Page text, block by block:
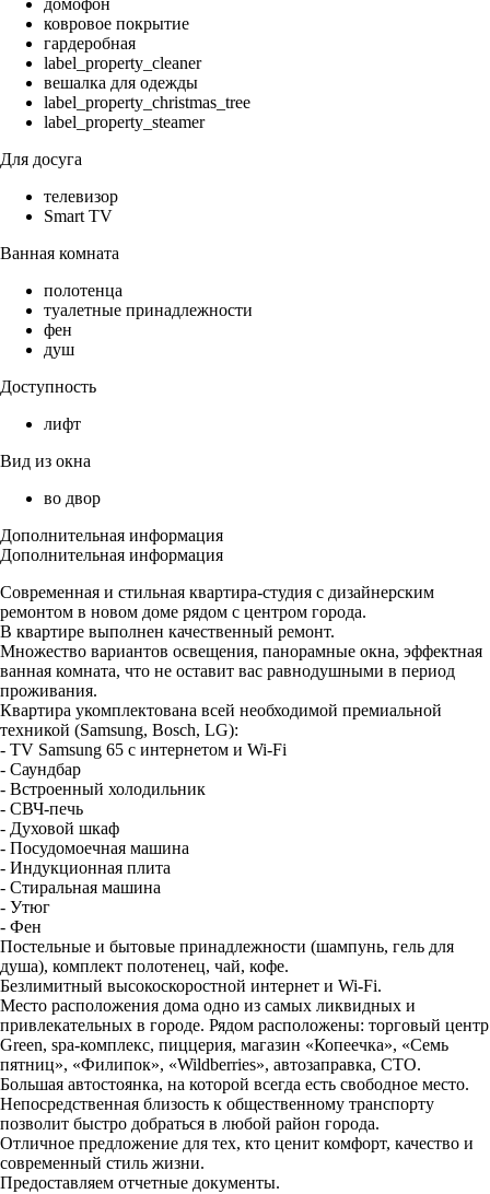
домофон
ковровое покрытие
гардеробная
label_property_cleaner
вешалка для одежды
label_property_christmas_tree
label_property_steamer
Для досуга
телевизор
Smart TV
Ванная комната
полотенца
туалетные принадлежности
фен
душ
Доступность
лифт
Вид из окна
во двор
Дополнительная информация
Дополнительная информация
Современная и стильная квартира-студия с дизайнерским
ремонтом в новом доме рядом с центром города.
В квартире выполнен качественный ремонт.
Множество вариантов освещения, панорамные окна, эффектная
ванная комната, что не оставит вас равнодушными в период
проживания.
Квартира укомплектована всей необходимой премиальной
техникой (Samsung, Bosch, LG):
- TV Samsung 65 с интернетом и Wi-Fi
- Саундбар
- Встроенный холодильник
- СВЧ-печь
- Духовой шкаф
- Посудомоечная машина
- Индукционная плита
- Стиральная машина
- Утюг
- Фен
Постельные и бытовые принадлежности (шампунь, гель для
душа), комплект полотенец, чай, кофе.
Безлимитный высокоскоростной интернет и Wi-Fi.
Место расположения дома одно из самых ликвидных и
привлекательных в городе. Рядом расположены: торговый центр
Green, spa-комплекс, пиццерия, магазин «Копеечка», «Семь
пятниц», «Филипок», «Wildberries», автозаправка, СТО.
Большая автостоянка, на которой всегда есть свободное место.
Непосредственная близость к общественному транспорту
позволит быстро добраться в любой район города.
Отличное предложение для тех, кто ценит комфорт, качество и
современный стиль жизни.
Предоставляем отчетные документы.